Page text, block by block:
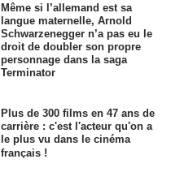
Même si l’allemand est sa
langue maternelle, Arnold
Schwarzenegger n’a pas eu le
droit de doubler son propre
personnage dans la saga
Terminator
Plus de 300 films en 47 ans de
carrière : c'est l'acteur qu'on a
le plus vu dans le cinéma
français !